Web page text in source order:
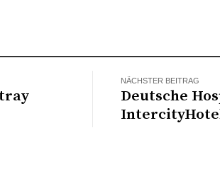
NÄCHSTER BEITRAG
Deutsche